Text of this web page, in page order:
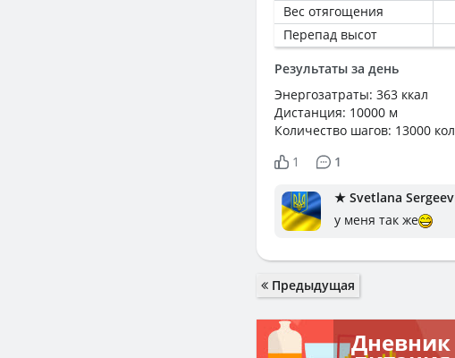
Вес отягощения
Перепад высот
Результаты за день
Энергозатраты: 363 ккал
Дистанция: 10000 м
Количество шагов: 13000 кол
1
1
★ Svetlana
у меня так же
Предыдущая
Дневник